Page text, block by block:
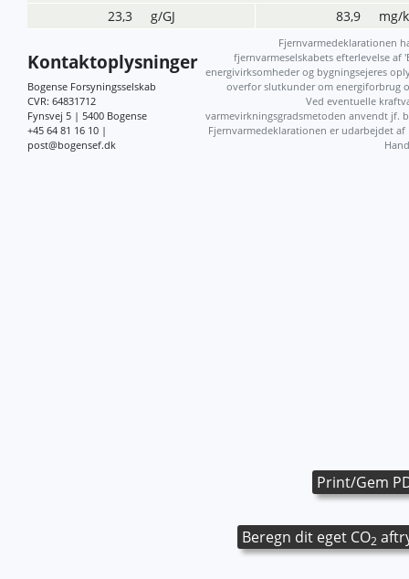
23,3
g/GJ 83,9 mg/
Kontaktoplysninger
Bogense Forsyningsselskab
CVR: 64831712
Fynsvej 5 | 5400 Bogense
+45 64 81 16 10 |
post@bogensef.dk
Fjernvarmedeklarationen
fjernvarmeselskabets efterlevelse af
energivirksomheder og bygningsejeres
overfor slutkunder om energiforbrug
Ved eventuelle
varmevirkningsgradsmetoden anvendt jf.
Fjernvarmedeklarationen er udarbejdet af
Print/Gem
Beregn dit eget CO2